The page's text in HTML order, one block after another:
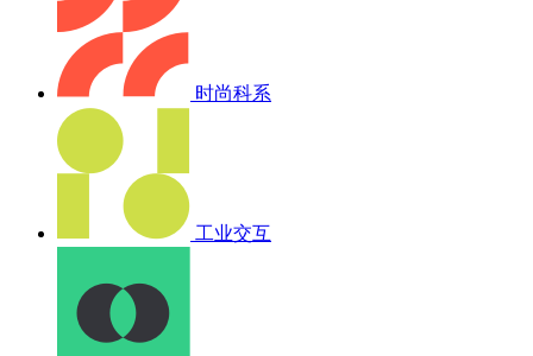
时尚科系
工业交互